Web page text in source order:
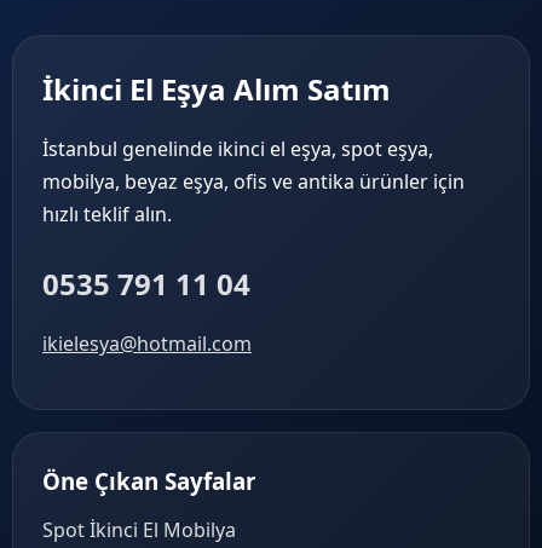
İkinci El Eşya Alım Satım
İstanbul genelinde ikinci el eşya, spot eşya,
mobilya, beyaz eşya, ofis ve antika ürünler için
hızlı teklif alın.
0535 791 11 04
ikielesya@hotmail.com
Öne Çıkan Sayfalar
Spot İkinci El Mobilya